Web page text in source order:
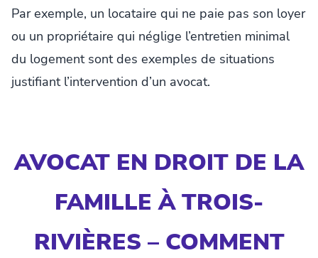
Par exemple, un locataire qui ne paie pas son loyer
ou un propriétaire qui néglige l’entretien minimal
du logement sont des exemples de situations
justifiant l’intervention d’un avocat.
AVOCAT EN DROIT DE LA
FAMILLE À TROIS-
RIVIÈRES – COMMENT